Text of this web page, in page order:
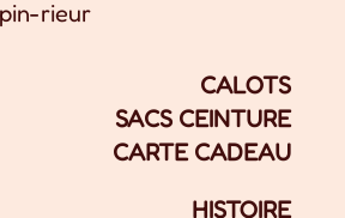
CALOTS
SACS CEINTURE
CARTE CADEAU
HISTOIRE